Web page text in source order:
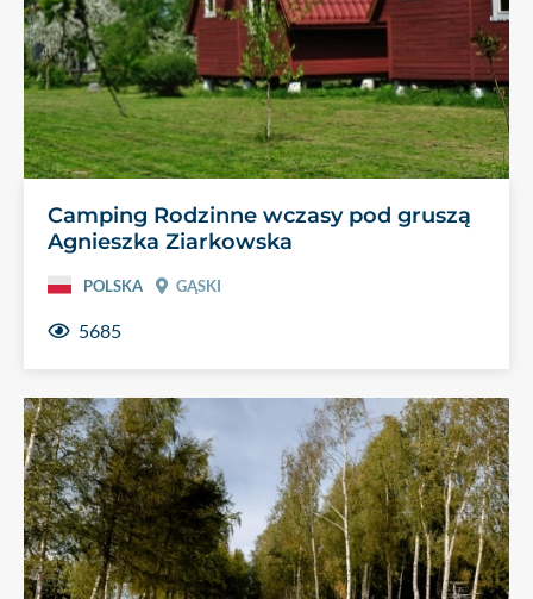
Camping Rodzinne wczasy pod gruszą
Agnieszka Ziarkowska
POLSKA GĄSKI
5685